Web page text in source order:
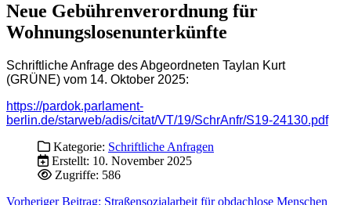
Neue Gebührenverordnung für
Wohnungslosenunterkünfte
Schriftliche Anfrage des Abgeordneten Taylan Kurt
(GRÜNE) vom 14. Oktober 2025:
https://pardok.parlament-
berlin.de/starweb/adis/citat/VT/19/SchrAnfr/S19-24130.pdf
Kategorie: Schriftliche Anfragen
Erstellt: 10. November 2025
Zugriffe: 586
Vorheriger Beitrag: Straßensozialarbeit für obdachlose Menschen